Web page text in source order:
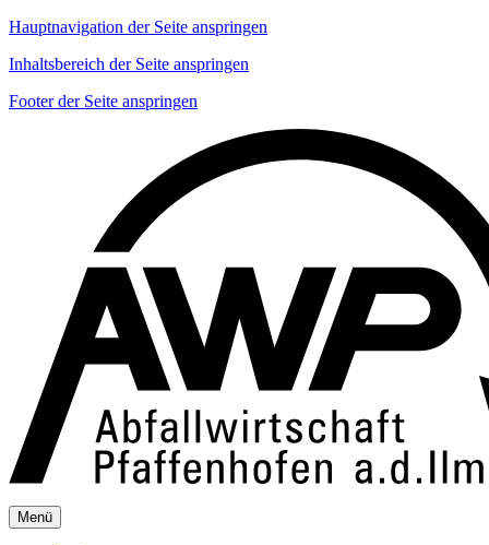
Hauptnavigation der Seite anspringen
Inhaltsbereich der Seite anspringen
Footer der Seite anspringen
Menü